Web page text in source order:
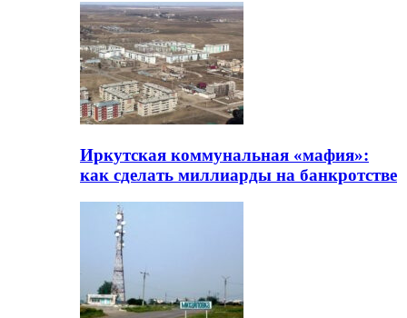
Иркутская коммунальная «мафия»:
как сделать миллиарды на банкротстве